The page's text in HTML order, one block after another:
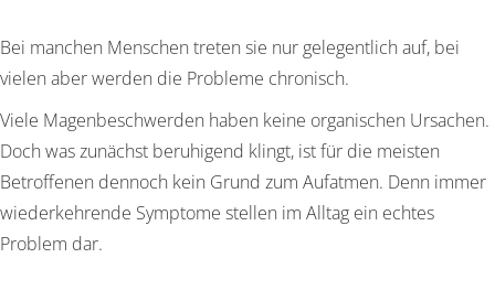
Bei manchen Menschen treten sie nur gelegentlich auf, bei
vielen aber werden die Probleme chronisch.
Viele Magenbeschwerden haben keine organischen Ursachen.
Doch was zunächst beruhigend klingt, ist für die meisten
Betroffenen dennoch kein Grund zum Aufatmen. Denn immer
wiederkehrende Symptome stellen im Alltag ein echtes
Problem dar.